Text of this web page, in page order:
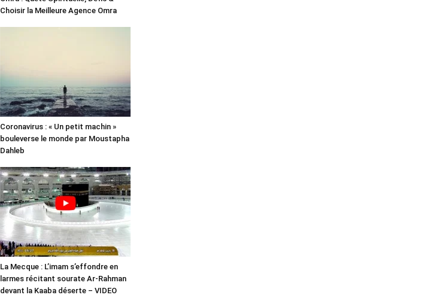
Choisir la Meilleure Agence Omra
Coronavirus : « Un petit machin »
bouleverse le monde par Moustapha
Dahleb
La Mecque : L’imam s’effondre en
larmes récitant sourate Ar-Rahman
devant la Kaaba déserte – VIDEO